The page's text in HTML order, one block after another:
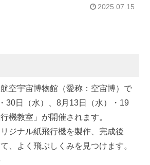
2025.07.15
空宇宙博物館（愛称：空宙博）で
30日（水）、8月13日（水）・19
機教室」が開催されます。
ジナル紙飛行機を製作、完成後
、よく飛ぶしくみを見つけます。